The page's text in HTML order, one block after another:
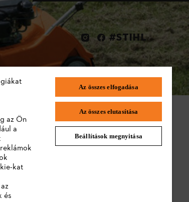
#STIHL
STIHL GYIK
az Ön
a
kat
és
Az összes elfogadása
Az összes elutasítása
Beállítások megnyitása